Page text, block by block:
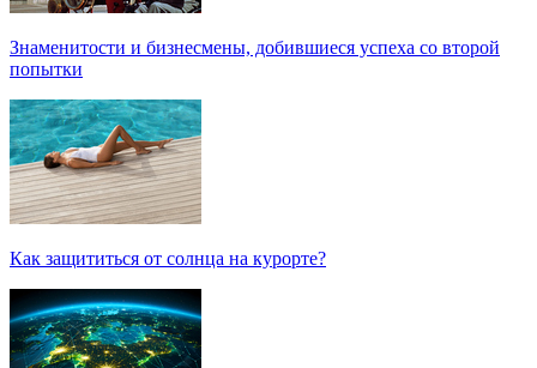
Знаменитости и бизнесмены, добившиеся успеха со второй
попытки
Как защититься от солнца на курорте?